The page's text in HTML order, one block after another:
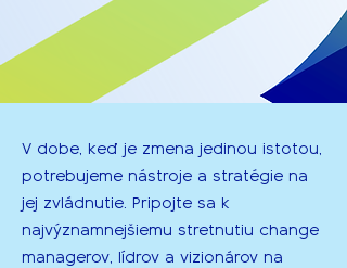
V dobe, keď je zmena jedinou istotou,
potrebujeme nástroje a stratégie na
jej zvládnutie. Pripojte sa k
najvýznamnejšiemu stretnutiu change
managerov, lídrov a vizionárov na